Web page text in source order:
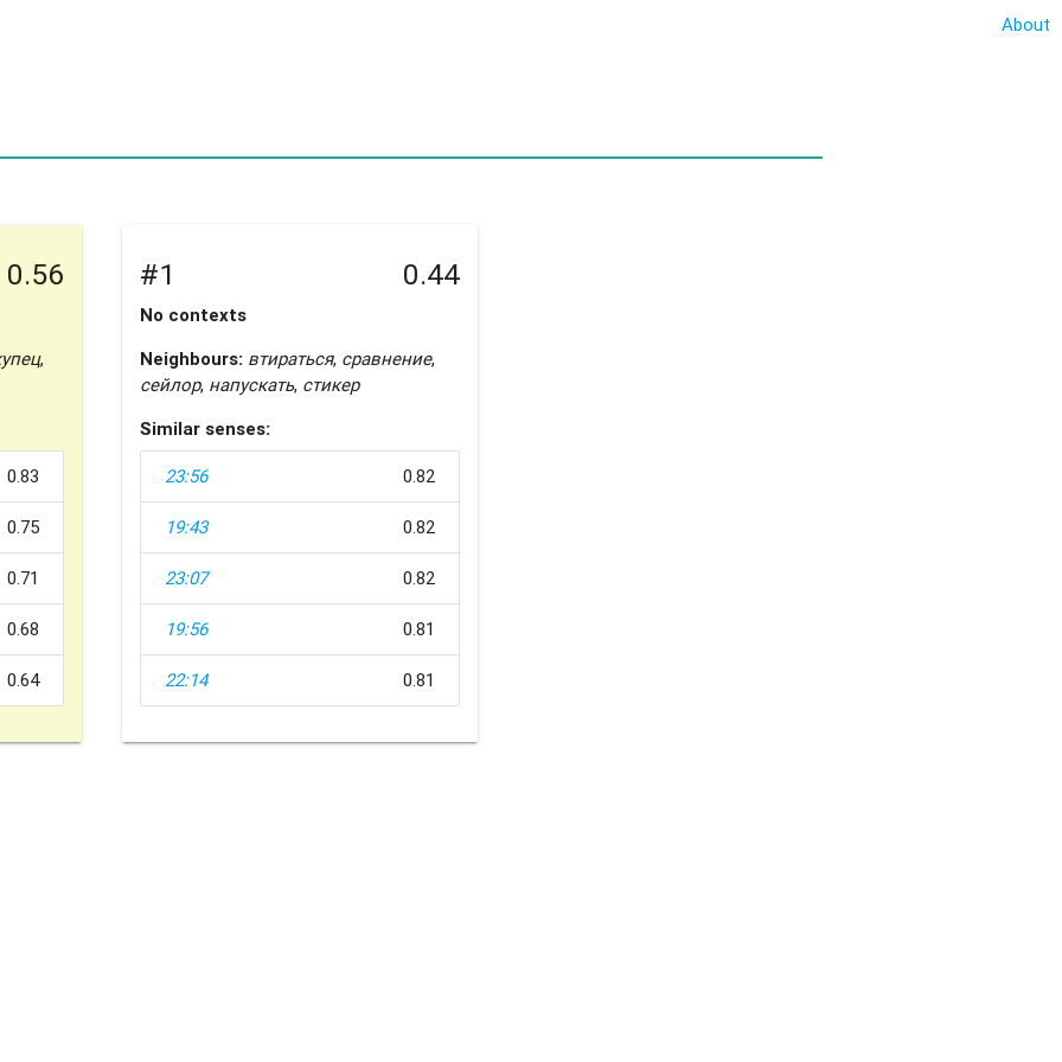
About
0.56
,
0.83
0.75
0.71
0.68
0.64
#1 0.44
No contexts
Neighbours: втираться, сравнение,
сейлор, напускать, стикер
Similar senses:
23:56 0.82
19:43 0.82
23:07 0.82
19:56 0.81
22:14 0.81